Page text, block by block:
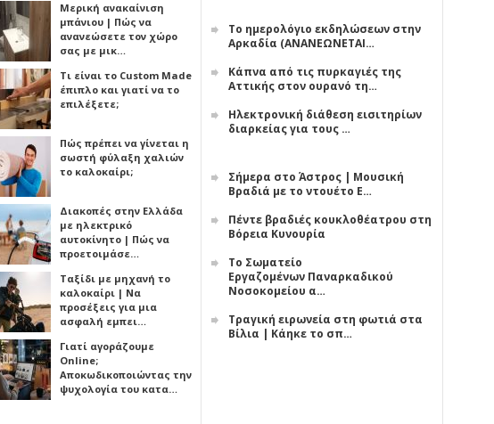
Μερική ανακαίνιση
μπάνιου | Πώς να
ανανεώσετε τον χώρο
σας με μικ…
Τι είναι το Custom Made
έπιπλο και γιατί να το
επιλέξετε;
Πώς πρέπει να γίνεται η
σωστή φύλαξη χαλιών
το καλοκαίρι;
Διακοπές στην Ελλάδα
με ηλεκτρικό
αυτοκίνητο | Πώς να
προετοιμάσε…
Ταξίδι με μηχανή το
καλοκαίρι | Να
προσέξεις για μια
ασφαλή εμπει…
Γιατί αγοράζουμε
Online;
Αποκωδικοποιώντας την
ψυχολογία του κατα…
Το ημερολόγιο εκδηλώσεων στην
Αρκαδία (ΑΝΑΝΕΩΝΕΤΑΙ…
Κάπνα από τις πυρκαγιές της
Αττικής στον ουρανό τη…
Ηλεκτρονική διάθεση εισιτηρίων
διαρκείας για τους …
Σήμερα στο Άστρος | Μουσική
Βραδιά με το ντουέτο Ε…
Πέντε βραδιές κουκλοθέατρου στη
Βόρεια Κυνουρία
Το Σωματείο
Εργαζομένων Παναρκαδικού
Νοσοκομείου α…
Τραγική ειρωνεία στη φωτιά στα
Βίλια | Κάηκε το σπ…